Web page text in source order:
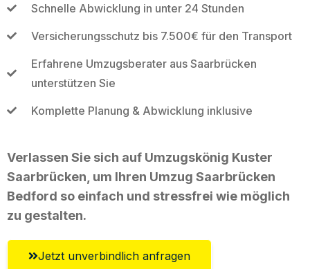
Schnelle Abwicklung in unter 24 Stunden
Versicherungsschutz bis 7.500€ für den Transport
Erfahrene Umzugsberater aus Saarbrücken
unterstützen Sie
Komplette Planung & Abwicklung inklusive
Verlassen Sie sich auf Umzugskönig Kuster
Saarbrücken, um Ihren Umzug Saarbrücken
Bedford so einfach und stressfrei wie möglich
zu gestalten.
Jetzt unverbindlich anfragen